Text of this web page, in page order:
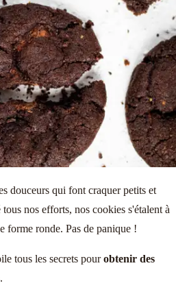
douceurs qui font craquer petits et
nos efforts, nos cookies s'étalent à
forme ronde. Pas de panique !
tous les secrets pourobtenir des
.